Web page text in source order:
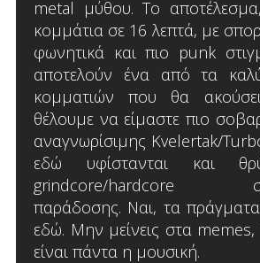
metal μύθου. Το αποτέλεσμα,
κομμάτια σε 16 λεπτά, με
φωνητικά και πιο punk
αποτελούν ένα από τα
κομματιών που θα
θέλουμε να είμαστε πιο
αναγνωρίσιμης Kvelertak/
εδώ υφίστανται και
grindcore/hardcore
παράδοσης. Ναι, τα
εδώ. Μην μείνεις στα
είναι πάντα η μουσική.